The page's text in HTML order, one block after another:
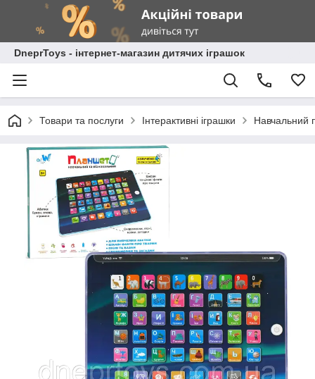
DneprToys - інтернет-магазин дитячих іграшок
Товари та послуги Інтерактивні іграшки Навчальний